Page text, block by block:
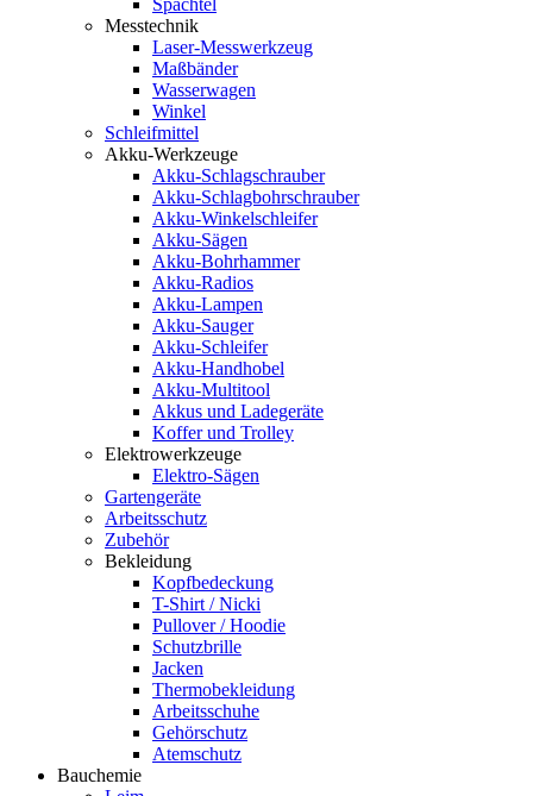
Spachtel
Messtechnik
Laser-Messwerkzeug
Maßbänder
Wasserwagen
Winkel
Schleifmittel
Akku-Werkzeuge
Akku-Schlagschrauber
Akku-Schlagbohrschrauber
Akku-Winkelschleifer
Akku-Sägen
Akku-Bohrhammer
Akku-Radios
Akku-Lampen
Akku-Sauger
Akku-Schleifer
Akku-Handhobel
Akku-Multitool
Akkus und Ladegeräte
Koffer und Trolley
Elektrowerkzeuge
Elektro-Sägen
Gartengeräte
Arbeitsschutz
Zubehör
Bekleidung
Kopfbedeckung
T-Shirt / Nicki
Pullover / Hoodie
Schutzbrille
Jacken
Thermobekleidung
Arbeitsschuhe
Gehörschutz
Atemschutz
Bauchemie